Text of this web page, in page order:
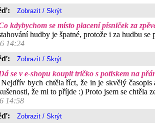
kdybychom se místo placení písniček za
hudby je špatné, protože i za hudbu
14:24
se v e-shopu koupit tričko s potiskem na
bych chtěla říct, že in je skvělý
že mi to příjde :) Proto jsem se chtěla
14:58